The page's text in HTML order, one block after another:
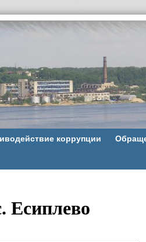
коррупции
Есиплево